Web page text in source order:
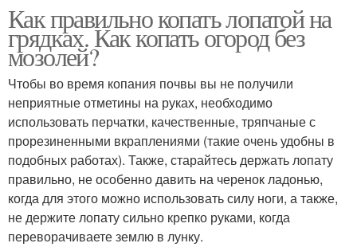
Как правильно копать лопатой на
грядках. Как копать огород без
мозолей?
Чтобы во время копания почвы вы не получили
неприятные отметины на руках, необходимо
использовать перчатки, качественные, тряпчаные с
прорезиненными вкраплениями (такие очень удобны в
подобных работах). Также, старайтесь держать лопату
правильно, не особенно давить на черенок ладонью,
когда для этого можно использовать силу ноги, а также,
не держите лопату сильно крепко руками, когда
переворачиваете землю в лунку.